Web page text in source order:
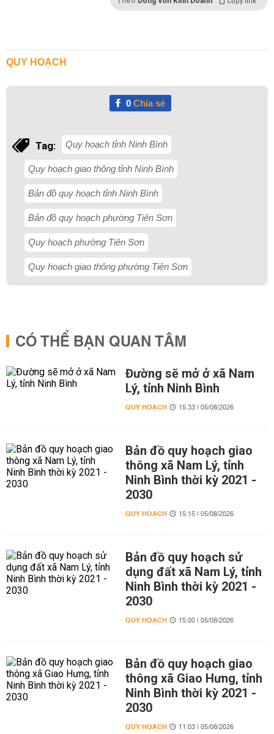
QUY HOẠCH
0Chia sẻ
Tag: Quy hoạch tỉnh Ninh Bình
Quy hoạch giao thông tỉnh Ninh Bình
Bản đồ quy hoạch tỉnh Ninh Bình
Bản đồ quy hoạch phường Tiên Sơn
Quy hoạch phường Tiên Sơn
Quy hoạch giao thông phường Tiên Sơn
CÓ THỂ BẠN QUAN TÂM
Đường sẽ mở ở xã Nam
Lý, tỉnh Ninh Bình
QUY HOẠCH 15:33 | 05/08/2026
Bản đồ quy hoạch giao
thông xã Nam Lý, tỉnh
Ninh Bình thời kỳ 2021 -
2030
QUY HOẠCH 15:15 | 05/08/2026
Bản đồ quy hoạch sử
dụng đất xã Nam Lý, tỉnh
Ninh Bình thời kỳ 2021 -
2030
QUY HOẠCH 15:00 | 05/08/2026
Bản đồ quy hoạch giao
thông xã Giao Hưng, tỉnh
Ninh Bình thời kỳ 2021 -
2030
QUY HOẠCH 11:03 | 05/08/2026